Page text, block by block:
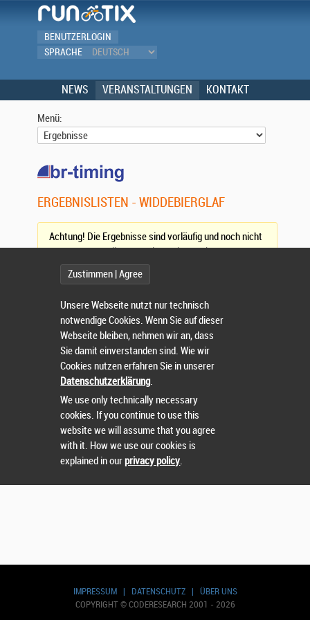
BENUTZERLOGIN
SPRACHE
NEWS VERANSTALTUNGEN KONTAKT
Menü:
ERGEBNISLISTEN - WIDDEBIERGLAF
IMPRESSUM| DATENSCHUTZ| ÜBER UNS
COPYRIGHT © CODERESEARCH 2001 - 2026
Achtung! Die Ergebnisse sind vorläufig und noch nicht
Wettbewerb:
Wählen Sie einen Wettbewerb.
Zustimmen | Agree
Unsere Webseite nutzt nur technisch
notwendige Cookies. Wenn Sie auf dieser
Webseite bleiben, nehmen wir an, dass
Sie damit einverstanden sind. Wie wir
Cookies nutzen erfahren Sie in unserer
Datenschutzerklärung.
We use only technically necessary
cookies. If you continue to use this
website we will assume that you agree
with it. How we use our cookies is
explained in ourprivacy policy.